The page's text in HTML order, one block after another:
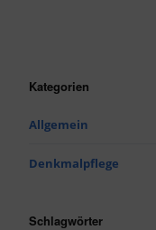
Kategorien
Allgemein
Denkmalpflege
Schlagwörter